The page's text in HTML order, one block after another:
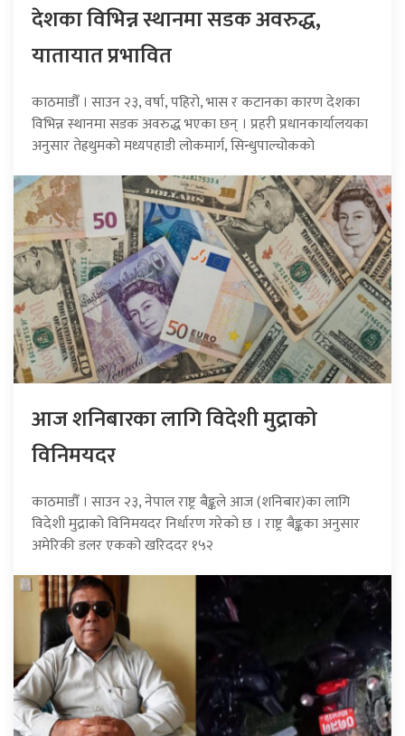
देशका विभिन्न स्थानमा सडक अवरुद्ध,
यातायात प्रभावित
काठमाडौँ । साउन २३, वर्षा, पहिरो, भास र कटानका कारण देशका
विभिन्न स्थानमा सडक अवरुद्ध भएका छन् । प्रहरी प्रधानकार्यालयका
अनुसार तेह्रथुमको मध्यपहाडी लोकमार्ग, सिन्धुपाल्चोकको
आज शनिबारका लागि विदेशी मुद्राको
विनिमयदर
काठमाडौँ । साउन २३, नेपाल राष्ट्र बैङ्कले आज (शनिबार)का लागि
विदेशी मुद्राको विनिमयदर निर्धारण गरेको छ । राष्ट्र बैङ्कका अनुसार
अमेरिकी डलर एकको खरिददर १५२